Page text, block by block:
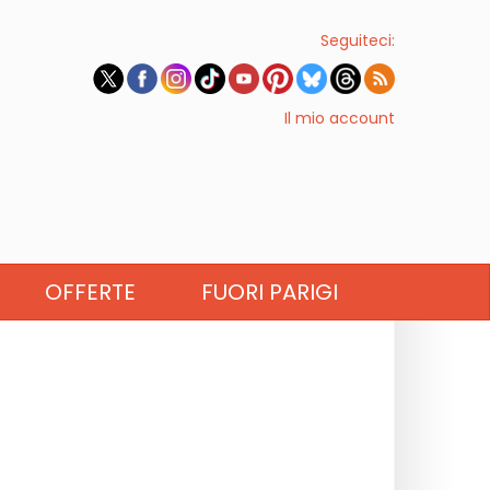
Seguiteci:
Il mio account
OFFERTE FUORI PARIGI